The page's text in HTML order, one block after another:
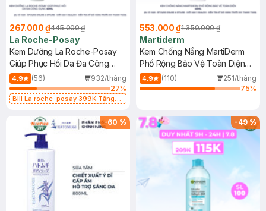
267.000 ₫445.000 ₫
La Roche-Posay
Kem Dưỡng La Roche-Posay
Giúp Phục Hồi Da Đa Công
Dụng 40ml
4.9 (56)
932/tháng
27%
Bill La roche-posay 399K Tặng
(SL có hạn)
553.000 ₫1.350.000 ₫
Martiderm
Kem Chống Nắng MartiDerm
Phổ Rộng Bảo Vệ Toàn Diện
40ml
4.9 (110)
251/tháng
75%
-60 % -49%